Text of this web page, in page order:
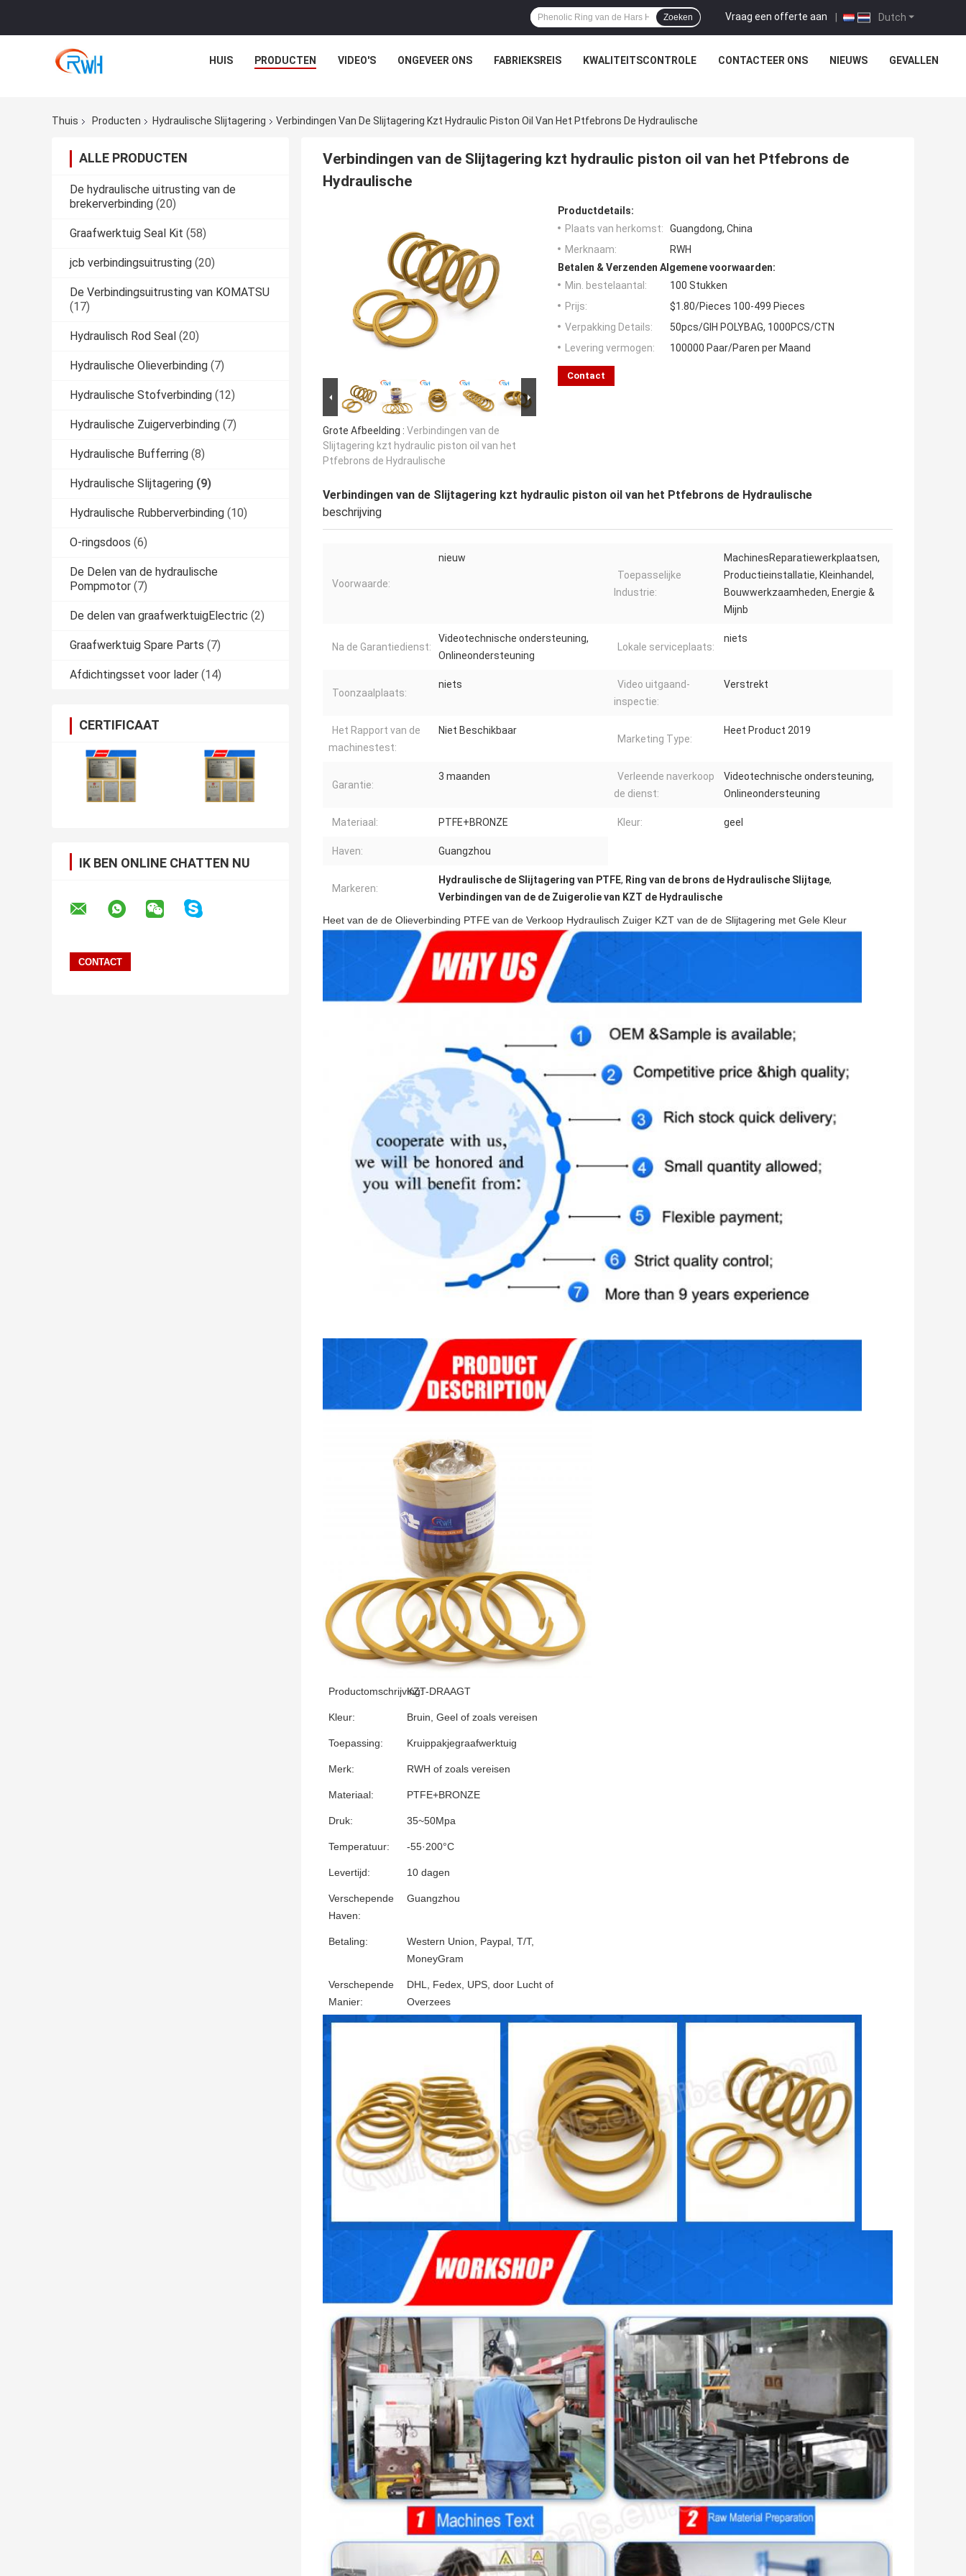
Dutch
Vraag een offerte aan |
Zoeken
HUIS PRODUCTEN VIDEO'S ONGEVEER ONS FABRIEKSREIS KWALITEITSCONTROLE CONTACTEER ONS NIEUWS GEVALLEN
Thuis Producten Hydraulische Slijtagering Verbindingen Van De Slijtagering Kzt Hydraulic Piston Oil Van Het Ptfebrons De Hydraulische
ALLE PRODUCTEN
De hydraulische uitrusting van de
brekerverbinding (20)
Graafwerktuig Seal Kit (58)
jcb verbindingsuitrusting (20)
De Verbindingsuitrusting van KOMATSU
(17)
Hydraulisch Rod Seal (20)
Hydraulische Olieverbinding (7)
Hydraulische Stofverbinding (12)
Hydraulische Zuigerverbinding (7)
Hydraulische Bufferring (8)
Hydraulische Slijtagering (9)
Hydraulische Rubberverbinding (10)
O-ringsdoos (6)
De Delen van de hydraulische
Pompmotor (7)
De delen van graafwerktuigElectric (2)
Graafwerktuig Spare Parts (7)
Afdichtingsset voor lader (14)
CERTIFICAAT
IK BEN ONLINE CHATTEN NU
Verbindingen van de Slijtagering kzt hydraulic piston oil van het Ptfebrons de
Hydraulische
Grote Afbeelding : Verbindingen van de
Slijtagering kzt hydraulic piston oil van het
Ptfebrons de Hydraulische
Productdetails:
Plaats van herkomst:
Guangdong, China
Merknaam:
RWH
Betalen & Verzenden Algemene voorwaarden:
Min. bestelaantal:
100 Stukken
Prijs:
$1.80/Pieces 100-499 Pieces
Verpakking Details:
50pcs/GIH POLYBAG, 1000PCS/CTN
Levering vermogen:
100000 Paar/Paren per Maand
Contact
Verbindingen van de Slijtagering kzt hydraulic piston oil van het Ptfebrons de Hydraulische
beschrijving
Voorwaarde:
nieuw
Toepasselijke
Industrie:
MachinesReparatiewerkplaatsen,
Productieinstallatie, Kleinhandel,
Bouwwerkzaamheden, Energie &
Mijnb
Na de Garantiedienst:
Videotechnische ondersteuning,
Onlineondersteuning
Lokale serviceplaats:
niets
Toonzaalplaats:
niets
Video uitgaand-
inspectie:
Verstrekt
Het Rapport van de
machinestest:
Niet Beschikbaar
Marketing Type:
Heet Product 2019
Garantie:
3 maanden
Verleende naverkoop
de dienst:
Videotechnische ondersteuning,
Onlineondersteuning
Materiaal: PTFE+BRONZE Kleur: geel
Haven: Guangzhou
Markeren:
Hydraulische de Slijtagering van PTFE, Ring van de brons de Hydraulische Slijtage,
Verbindingen van de de Zuigerolie van KZT de Hydraulische
Heet van de de Olieverbinding PTFE van de Verkoop Hydraulisch Zuiger KZT van de de Slijtagering met Gele Kleur
Productomschrijving:KZT-DRAAGT
Kleur: Bruin, Geel of zoals vereisen
Toepassing: Kruippakjegraafwerktuig
Merk: RWH of zoals vereisen
Materiaal: PTFE+BRONZE
Druk: 35~50Mpa
Temperatuur: -55·200°C
Levertijd: 10 dagen
Verschepende
Haven:
Guangzhou
Betaling:
Western Union, Paypal, T/T,
MoneyGram
Verschepende
Manier:
DHL, Fedex, UPS, door Lucht of
Overzees